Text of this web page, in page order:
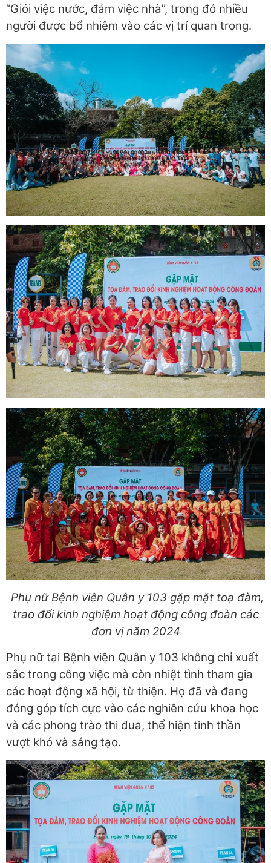
“Giỏi việc nước, đảm việc nhà”, trong đó nhiều
người được bổ nhiệm vào các vị trí quan trọng.
Phụ nữ Bệnh viện Quân y 103 gặp mặt toạ đàm,
trao đổi kinh nghiệm hoạt động công đoàn các
đơn vị năm 2024
Phụ nữ tại Bệnh viện Quân y 103 không chỉ xuất
sắc trong công việc mà còn nhiệt tình tham gia
các hoạt động xã hội, từ thiện. Họ đã và đang
đóng góp tích cực vào các nghiên cứu khoa học
và các phong trào thi đua, thể hiện tinh thần
vượt khó và sáng tạo.